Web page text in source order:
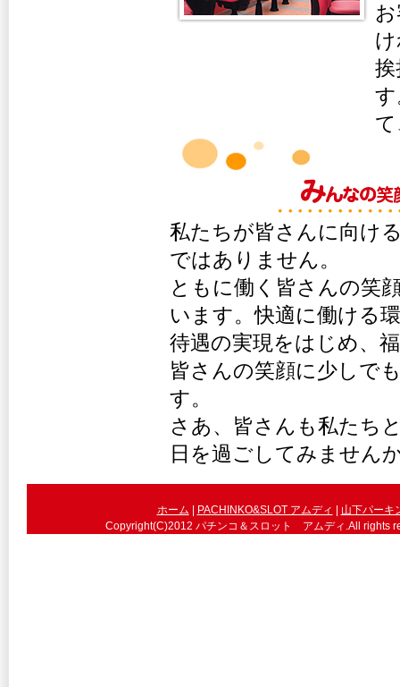
私たちが皆さんに向け
ではありません。
ともに働く皆さんの笑
います。快適に働ける
待遇の実現をはじめ、
皆さんの笑顔に少しで
す。
さあ、皆さんも私たち
日を過ごしてみません
ホーム PACHINKO&SLOT アムディ
山下パーキ
Copyright(C)2012 パチンコ＆スロット アムディ.All rights